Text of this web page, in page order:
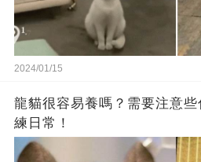
2024/01/15
龍貓很容易養嗎？需要注意些
練日常！